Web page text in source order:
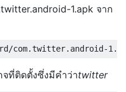
1.apk จาก
จที่ติดตั้งซึ่งมีคำว่าtwitter